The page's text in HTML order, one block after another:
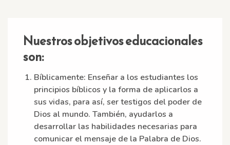
Nuestros objetivos educacionales
son:
Bíblicamente: Enseñar a los estudiantes los
principios bíblicos y la forma de aplicarlos a
sus vidas, para así, ser testigos del poder de
Dios al mundo. También, ayudarlos a
desarrollar las habilidades necesarias para
comunicar el mensaje de la Palabra de Dios.